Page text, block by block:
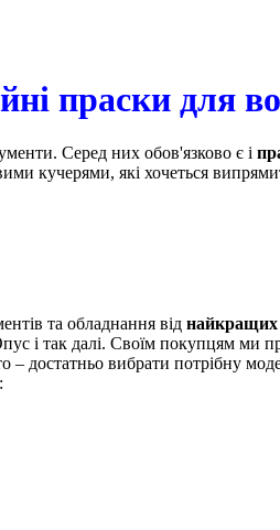
праски для
Серед них обов'язково є і
кучерями, які хочеться
та обладнання від найкращих
і так далі. Своїм покупцям ми
– достатньо вибрати потрібну